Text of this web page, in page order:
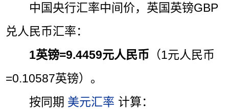
中国央行汇率中间价，英国英镑GBP
兑人民币汇率：
1英镑=9.4459元人民币 （1元人民币
=0.10587英镑）。
按同期 美元汇率 计算：